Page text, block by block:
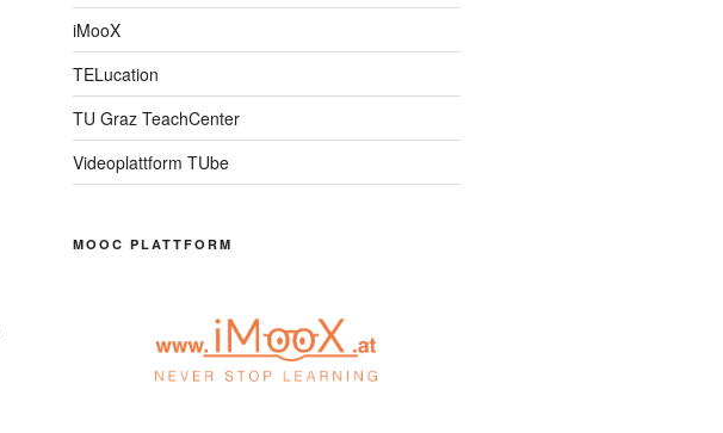
iMooX
TELucation
TU Graz TeachCenter
Videoplattform TUbe
MOOC PLATTFORM